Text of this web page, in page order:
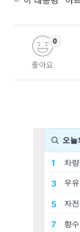
좋아요
0